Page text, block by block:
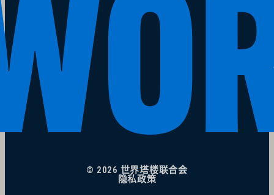
© 2026 世界塔楼联合会
隐私政策